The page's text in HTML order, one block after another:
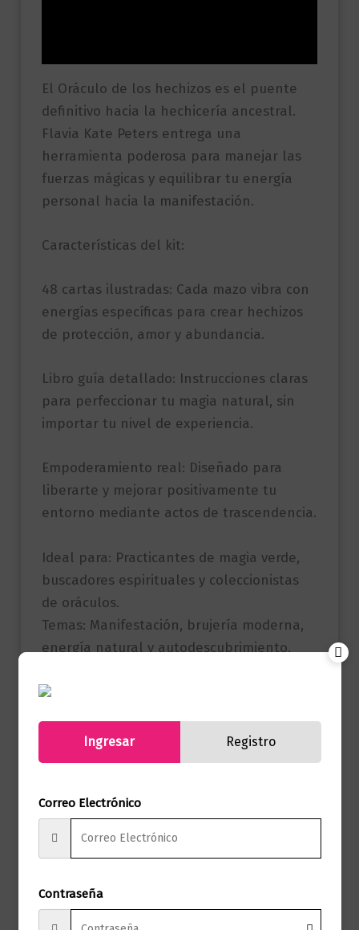
El Oráculo de los hechizos es el puente
definitivo hacia la hechicería ancestral.
Flavia Kate Peters entrega una
herramienta poderosa para manejar las
fuerzas mágicas y equilibrar tu energía
personal hacia la manifestación.
Características del kit:
48 cartas ilustradas: Cada mazo vibra con
energías específicas para crear hechizos
de protección, amor y abundancia.
Libro guía detallado: Instrucciones claras
para perfeccionar tu magia natural, sin
importar tu nivel de experiencia.
Empoderamiento real: Diseñado para
liberarte y mejorar positivamente tu
entorno mediante actos de trascendencia.
Ideal para: Practicantes de magia verde,
buscadores espirituales y coleccionistas
de oráculos.
Temas: Manifestación, brujería moderna,
energía natural y autodescubrimiento.
Editorial Océano
Autor
Formato 10 X 24
Ingresar Registro
Correo Electrónico
Contraseña